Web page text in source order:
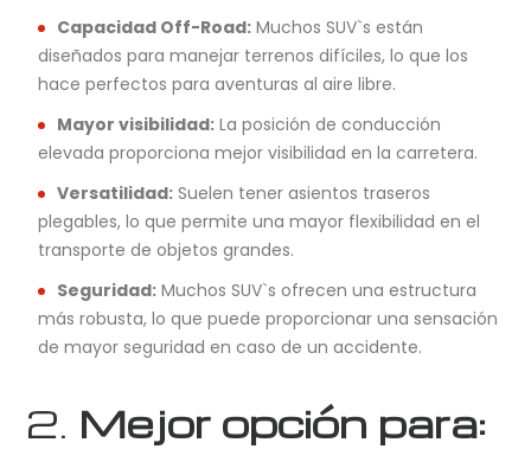
Capacidad Off-Road: Muchos SUV`s están
diseñados para manejar terrenos difíciles, lo que los
hace perfectos para aventuras al aire libre.
Mayor visibilidad: La posición de conducción
elevada proporciona mejor visibilidad en la carretera.
Versatilidad: Suelen tener asientos traseros
plegables, lo que permite una mayor flexibilidad en el
transporte de objetos grandes.
Seguridad: Muchos SUV`s ofrecen una estructura
más robusta, lo que puede proporcionar una sensación
de mayor seguridad en caso de un accidente.
2. Mejor opción para: